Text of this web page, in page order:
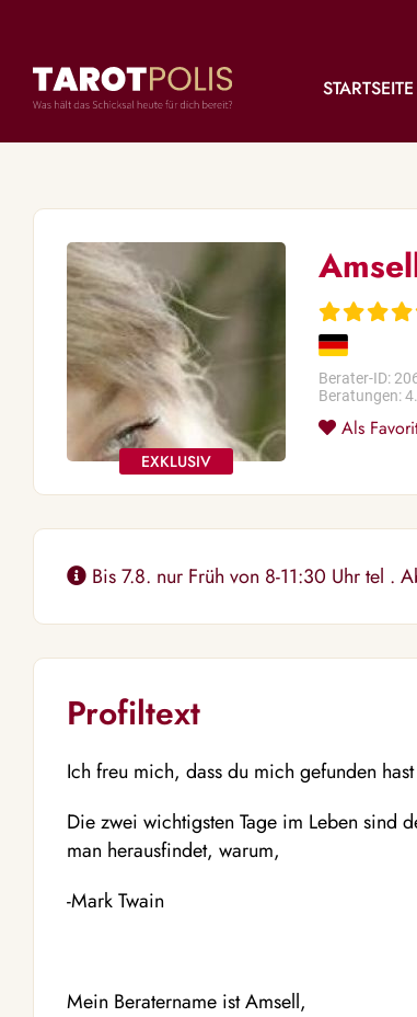
STARTSEITE
Berater-ID:
Beratungen:
Als
Bis 7.8. nur Früh von 8-11:30 Uhr tel .
Profiltext
Ich freu mich, dass du mich gefunden
Die zwei wichtigsten Tage im Leben sind
man herausfindet, warum,
-Mark Twain
Mein Beratername ist Amsell,